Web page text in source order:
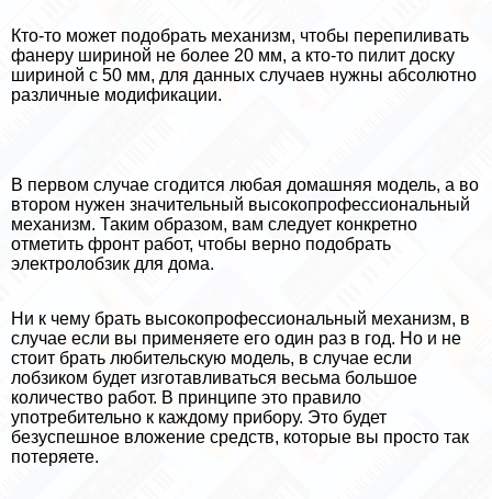
Кто-то может подобрать механизм, чтобы перепиливать
фанеру шириной не более 20 мм, а кто-то пилит доску
шириной с 50 мм, для данных случаев нужны абсолютно
различные модификации.
В первом случае сгодится любая домашняя модель, а во
втором нужен значительный высокопрофессиональный
механизм. Таким образом, вам следует конкретно
отметить фронт работ, чтобы верно подобрать
электролобзик для дома.
Ни к чему брать высокопрофессиональный механизм, в
случае если вы применяете его один раз в год. Но и не
стоит брать любительскую модель, в случае если
лобзиком будет изготавливаться весьма большое
количество работ. В принципе это правило
употребительно к каждому прибору. Это будет
безуспешное вложение средств, которые вы просто так
потеряете.